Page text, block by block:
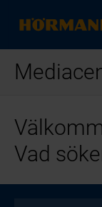
Vad